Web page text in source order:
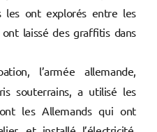
les ont explorés entre les
laissé des graffitis dans
l’armée allemande,
souterrains, a utilisé les
les Allemands qui ont